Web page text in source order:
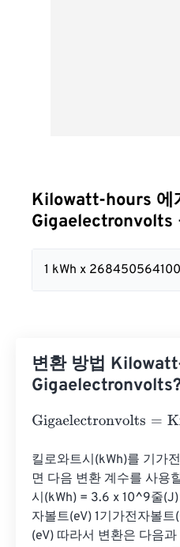
Kilowatt-hours 에
Gigaelectronvolts
1 kWh x
변환 방법
Gigaelectronvolts=
킬로와트시(kWh)를 기가
면 다음 변환 계수를 사용
시(kWh) = 3.6 x 10^9줄
자볼트(eV) 1기가전자볼
(eV) 따라서 변환은 다음